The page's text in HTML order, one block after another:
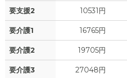
介護保険料
水道・光熱費
上乗せ介護費 ?
その他
要支援2 10531円
要介護1 16765円
要介護2 19705円
要介護3 27048円